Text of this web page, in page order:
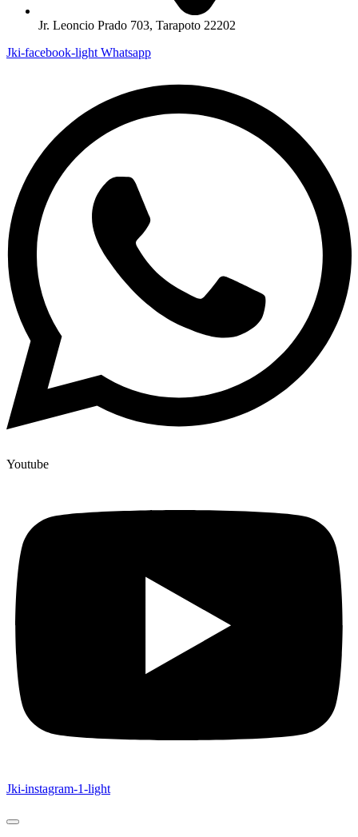
Jr. Leoncio Prado 703, Tarapoto 22202
Jki-facebook-light Whatsapp
Youtube
Jki-instagram-1-light